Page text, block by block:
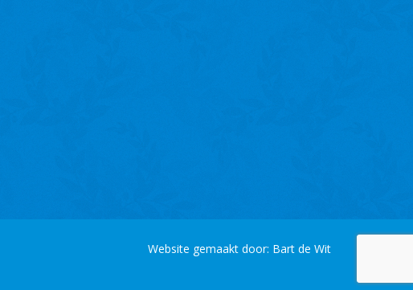
Website gemaakt door: Bart de Wit